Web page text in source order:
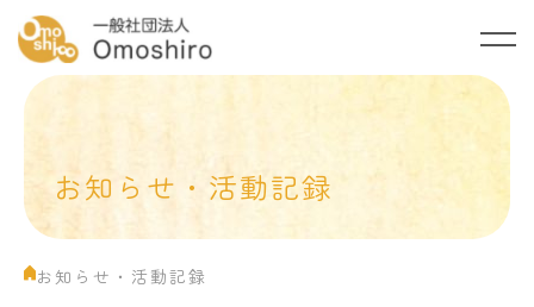
ご支援のお願い
お知らせ・活動記録
お知らせ・活動記録